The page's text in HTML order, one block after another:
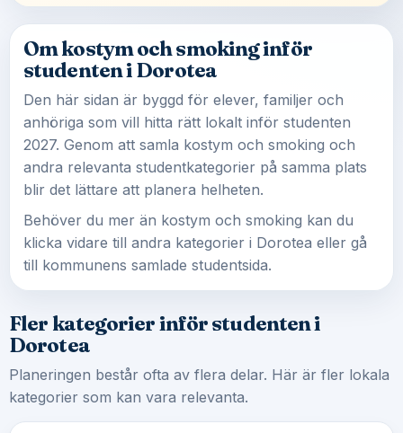
Om kostym och smoking inför
studenten i Dorotea
Den här sidan är byggd för elever, familjer och
anhöriga som vill hitta rätt lokalt inför studenten
2027. Genom att samla kostym och smoking och
andra relevanta studentkategorier på samma plats
blir det lättare att planera helheten.
Behöver du mer än kostym och smoking kan du
klicka vidare till andra kategorier i Dorotea eller gå
till kommunens samlade studentsida.
Fler kategorier inför studenten i
Dorotea
Planeringen består ofta av flera delar. Här är fler lokala
kategorier som kan vara relevanta.